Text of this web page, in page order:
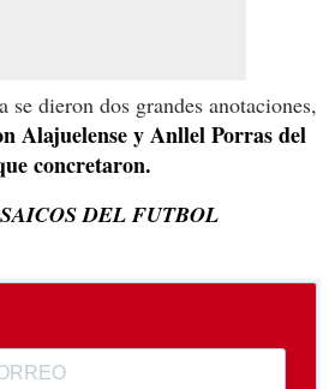
se dieron dos grandes anotaciones,
Alajuelense y Anllel Porras del
concretaron.
DEL FUTBOL